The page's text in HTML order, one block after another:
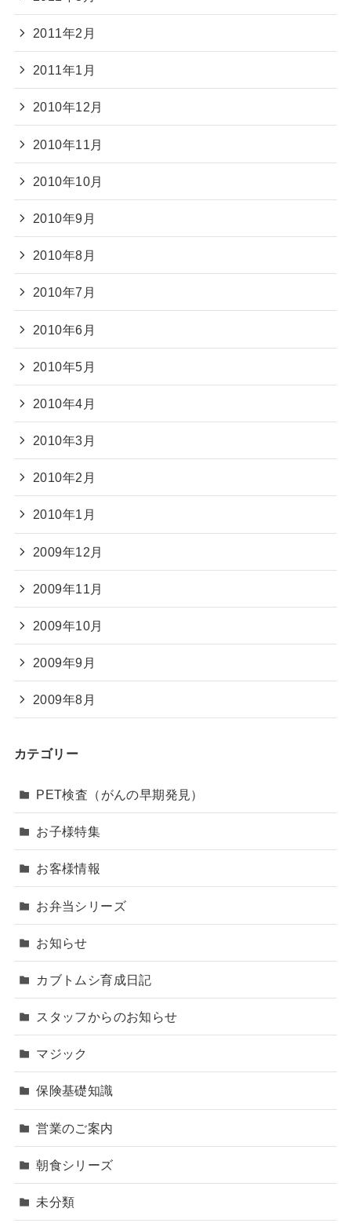
2011年2月
2011年1月
2010年12月
2010年11月
2010年10月
2010年9月
2010年8月
2010年7月
2010年6月
2010年5月
2010年4月
2010年3月
2010年2月
2010年1月
2009年12月
2009年11月
2009年10月
2009年9月
2009年8月
カテゴリー
PET検査（がんの早期発見）
お子様特集
お客様情報
お弁当シリーズ
お知らせ
カブトムシ育成日記
スタッフからのお知らせ
マジック
保険基礎知識
営業のご案内
朝食シリーズ
未分類